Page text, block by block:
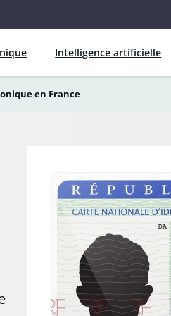
Intelligence artificielle
en France